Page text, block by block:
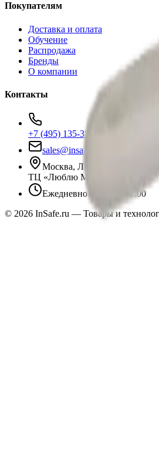
Покупателям
Доставка и оплата
Обучение
Распродажа
Бренды
О компании
Контакты
+7 (495) 135-35-99
sales@insafe.ru
Москва, Люблинская ул., 153.
ТЦ «Люблю Молл», -1 уровень
Ежедневно 10:00 — 19:00
© 2026 InSafe.ru — Товары и